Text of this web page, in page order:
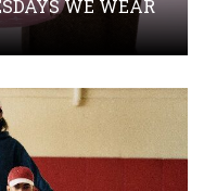
WE WEAR